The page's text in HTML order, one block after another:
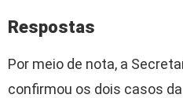
Respostas
Por meio de nota, a
confirmou os dois casos